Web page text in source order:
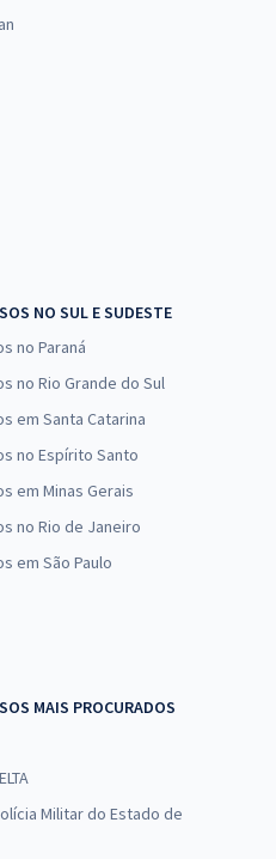
NO SUL E SUDESTE
no Paraná
no Rio Grande do Sul
em Santa Catarina
no Espírito Santo
em Minas Gerais
no Rio de Janeiro
em São Paulo
MAIS PROCURADOS
Militar do Estado de